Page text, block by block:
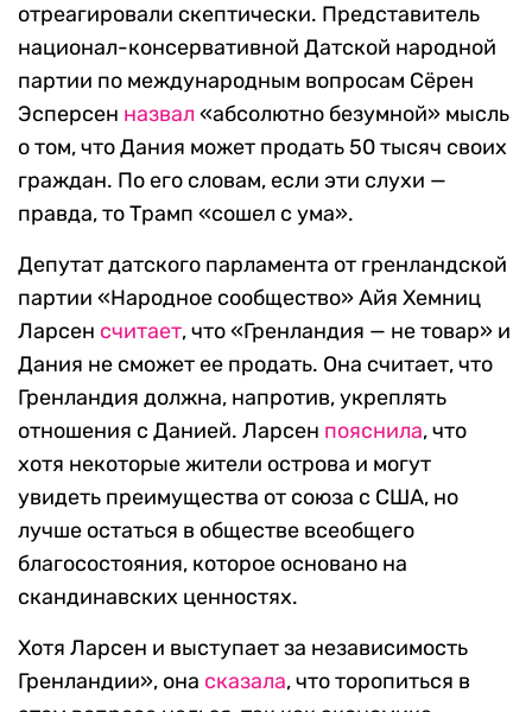
отреагировали скептически. Представитель
национал-консервативной Датской народной
партии по международным вопросам Сёрен
Эсперсен назвал «абсолютно безумной» мысль
о том, что Дания может продать 50 тысяч своих
граждан. По его словам, если эти слухи —
правда, то Трамп «сошел с ума».
Депутат датского парламента от гренландской
партии «Народное сообщество» Айя Хемниц
Ларсен считает, что «Гренландия — не товар» и
Дания не сможет ее продать. Она считает, что
Гренландия должна, напротив, укреплять
отношения с Данией. Ларсен пояснила, что
хотя некоторые жители острова и могут
увидеть преимущества от союза с США, но
лучше остаться в обществе всеобщего
благосостояния, которое основано на
скандинавских ценностях.
Хотя Ларсен и выступает за независимость
Гренландии», она сказала, что торопиться в